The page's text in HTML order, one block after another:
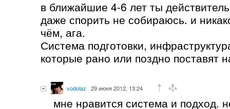
в ближайшие 4-6 лет ты
даже спорить не собираюсь. и
чём, ага.
Система подготовки,
которые рано или поздно поставят
vodolaz 29 июня 2012, 13:24
мне нравится система и подход.